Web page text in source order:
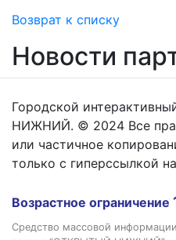
Возврат к списку
Новости
Городской
НИЖНИЙ. © 2024 Все
или частичное
только с гиперссылкой
Возрастное ограничение
Средство массовой